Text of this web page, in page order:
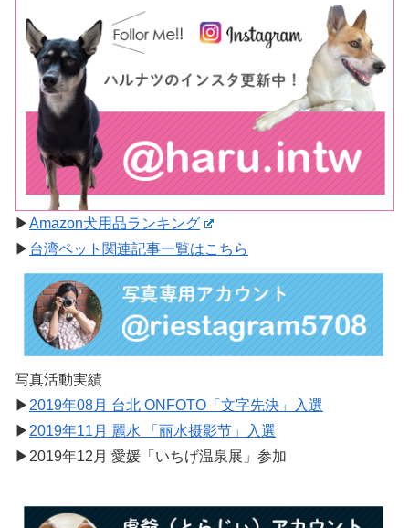
▶︎Amazon犬用品ランキング
▶︎ 台湾ペット関連記事一覧はこちら
写真活動実績
▶︎ 2019年08月 台北 ONFOTO「文字先決」入選
▶︎ 2019年11月 麗水 「丽水摄影节」入選
▶︎2019年12月 愛媛「いちげ温泉展」参加